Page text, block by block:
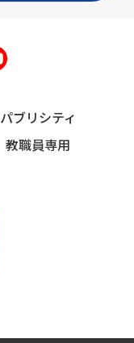
パブリシティ
教職員専用